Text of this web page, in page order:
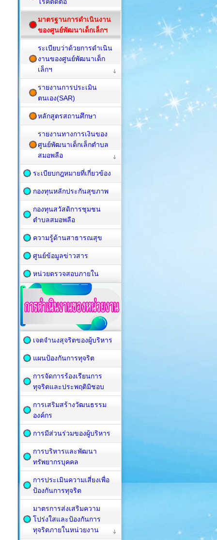
มาตรฐานการดำเนินงาน
ของศูนย์พัฒนาเด็กเล็กฯ
ระเบียบว่าด้วยการดำเนิน
งานของศูนย์พัฒนาเด็ก
เล็กฯ
รายงานการประเมิน
ตนเอง(SAR)
หลักสูตรสถานศึกษา
รายงานทางการเงินของ
ศูนย์พัฒนาเด็กเล็กตำบล
สมอพลือ
ระเบียบกฎหมายที่เกี่ยวข้อง
กองทุนหลักประกันสุขภาพ
กองทุนสวัสดิการชุมชน
ตำบลสมอพลือ
ความรู้ด้านสาธารณสุข
ศูนย์ข้อมูลข่าวสาร
หน่วยตรวจสอบภายใน
เจตจำนงสุจริตของผู้บริหาร
แผนป้องกันการทุจริต
การจัดการร้องเรียนการ
ทุจริตและประพฤติมิชอบ
การเสริมสร้างวัฒนธรรม
องค์กร
การมีส่วนร่วมของผู้บริหาร
การบริหารและพัฒนา
ทรัพยากรบุคคล
การประเมินความเสี่ยงเพื่อ
ป้องกันการทุจริต
มาตรการส่งเสริมความ
โปร่งใสและป้องกันการ
ทุจริตภายในหน่วยงาน